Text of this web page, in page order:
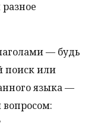
— будь
поиск или
языка —
вопросом: